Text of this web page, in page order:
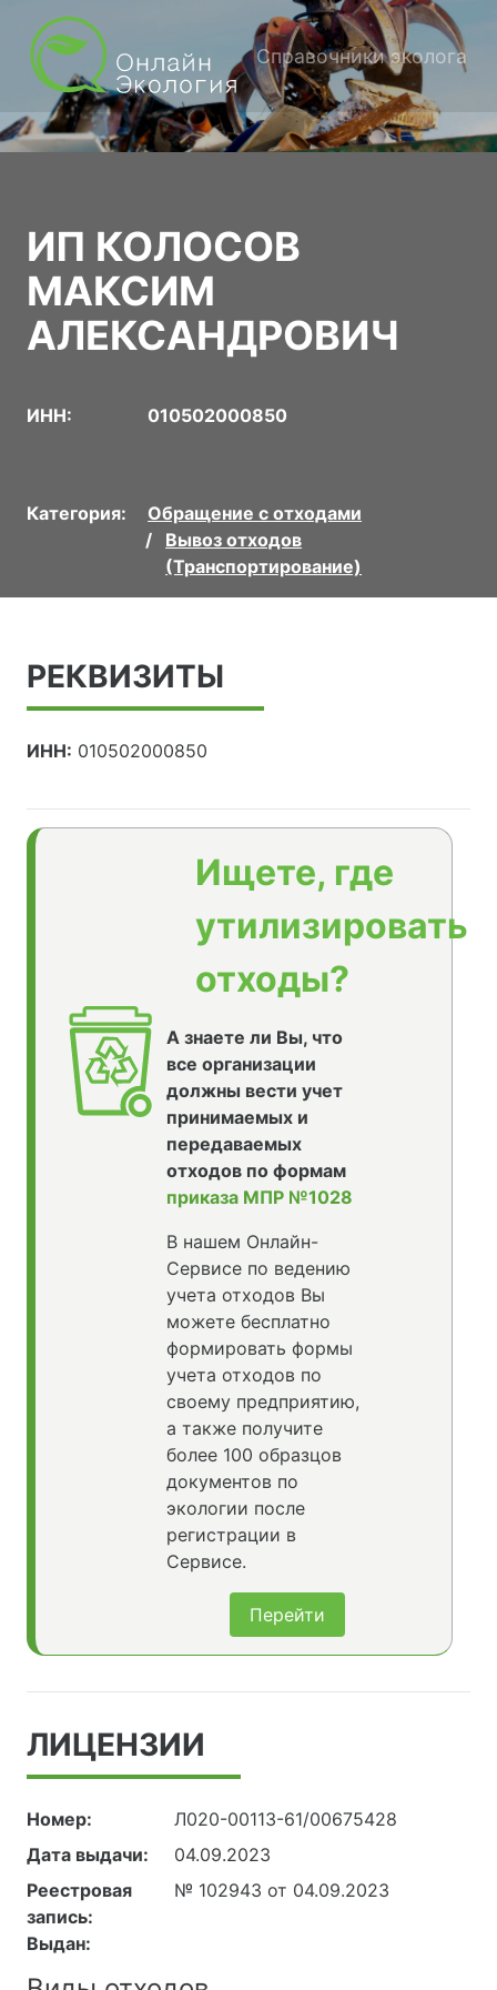
Справочники эколога
ИП КОЛОСОВ
МАКСИМ
АЛЕКСАНДРОВИЧ
ИНН: 010502000850
Категория:
Обращение с отходами
Вывоз отходов
(Транспортирование)
РЕКВИЗИТЫ
ИНН: 010502000850
Ищете, где
утилизировать
отходы?
А знаете ли Вы, что
все организации
должны вести учет
принимаемых и
передаваемых
отходов по формам
приказа МПР №1028
В нашем Онлайн-
Сервисе по ведению
учета отходов Вы
можете бесплатно
формировать формы
учета отходов по
своему предприятию,
а также получите
более 100 образцов
документов по
экологии после
регистрации в
Сервисе.
Перейти
ЛИЦЕНЗИИ
Номер:
Л020-00113-61/00675428
Дата выдачи:
04.09.2023
Реестровая
запись:
№ 102943 от 04.09.2023
Выдан: